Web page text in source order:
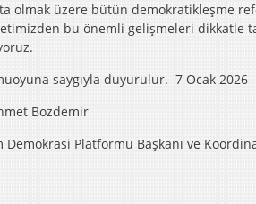
olmak üzere bütün demokratikleşme
bu önemli gelişmeleri dikkatle
saygıyla duyurulur. 7 Ocak 2026
Bozdemir
Demokrasi Platformu Başkanı ve